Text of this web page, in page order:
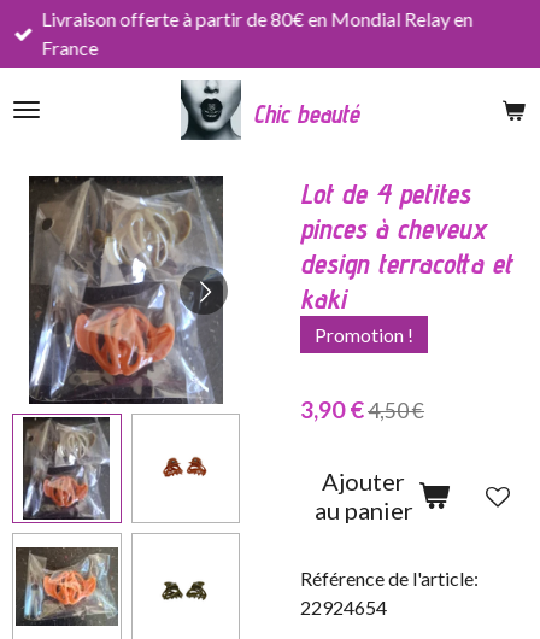
Passer
principal
Chic beauté
Livraison offerte à partir de 80€ en Mondial Relay en
France
Lot de 4 petites
pinces à cheveux
design terracotta et
kaki
Promotion !
3,90 €4,50 €
Ajouter
au panier
Référence de l'article:
22924654